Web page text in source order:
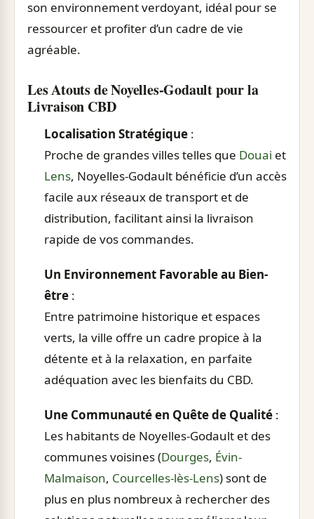
son environnement verdoyant, idéal pour se
ressourcer et profiter d’un cadre de vie
agréable.
Les Atouts de Noyelles-Godault pour la
Livraison CBD
Localisation Stratégique :
Proche de grandes villes telles que Douai et
Lens, Noyelles-Godault bénéficie d’un accès
facile aux réseaux de transport et de
distribution, facilitant ainsi la livraison
rapide de vos commandes.
Un Environnement Favorable au Bien-
être :
Entre patrimoine historique et espaces
verts, la ville offre un cadre propice à la
détente et à la relaxation, en parfaite
adéquation avec les bienfaits du CBD.
Une Communauté en Quête de Qualité :
Les habitants de Noyelles-Godault et des
communes voisines (Dourges, Évin-
Malmaison, Courcelles-lès-Lens) sont de
plus en plus nombreux à rechercher des